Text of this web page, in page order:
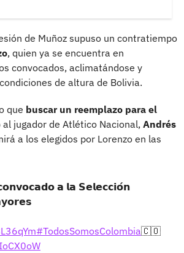
de Muñoz supuso un contratiempo
, quien ya se encuentra en
convocados, aclimatándose y
de altura de Bolivia.
que buscar un reemplazo para el
al jugador de Atlético Nacional, Andrés
a los elegidos por Lorenzo en las
𝗮 𝗹𝗮 𝗦𝗲𝗹𝗲𝗰𝗰𝗶𝗼́𝗻
#TodosSomosColombia🇨🇴